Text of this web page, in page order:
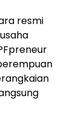
resmi